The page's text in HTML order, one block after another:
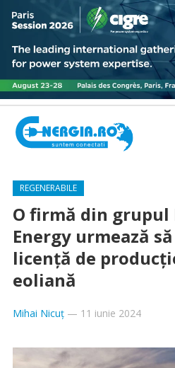
REGENERABILE
O firmă din grupul
Energy urmează
licență de
eoliană
Mihai Nicuț— 11 iunie 2024